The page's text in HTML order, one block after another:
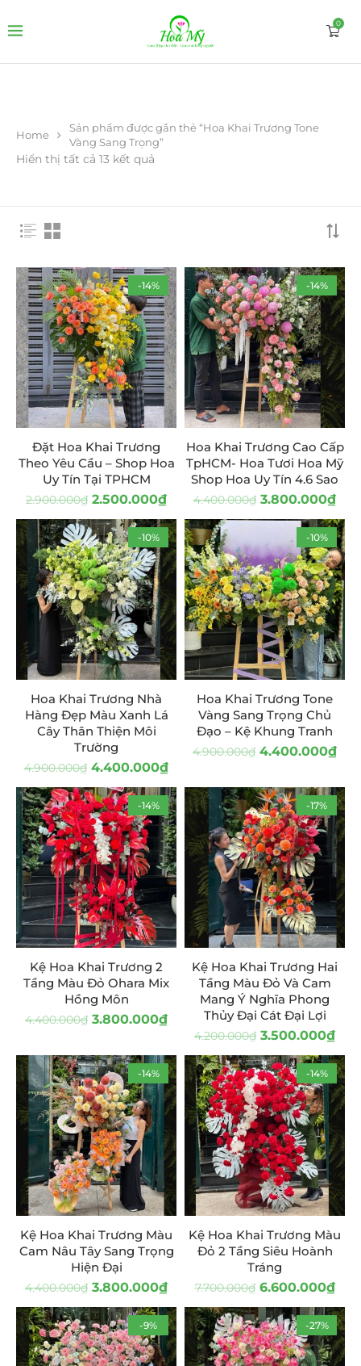
0
Home
Sản phẩm được gắn thẻ “Hoa Khai Trương Tone
Vàng Sang Trọng”
Hiển thị tất cả 13 kết quả
-14%
Đặt Hoa Khai Trương
Theo Yêu Cầu – Shop Hoa
Uy Tín Tại TPHCM
2.900.000₫ 2.500.000₫
-14%
Hoa Khai Trương Cao Cấp
TpHCM- Hoa Tươi Hoa Mỹ
Shop Hoa Uy Tín 4.6 Sao
4.400.000₫ 3.800.000₫
-10%
Hoa Khai Trương Nhà
Hàng Đẹp Màu Xanh Lá
Cây Thân Thiện Môi
Trường
4.900.000₫ 4.400.000₫
-10%
Hoa Khai Trương Tone
Vàng Sang Trọng Chủ
Đạo – Kệ Khung Tranh
4.900.000₫ 4.400.000₫
-14%
Kệ Hoa Khai Trương 2
Tầng Màu Đỏ Ohara Mix
Hồng Môn
4.400.000₫ 3.800.000₫
-17%
Kệ Hoa Khai Trương Hai
Tầng Màu Đỏ Và Cam
Mang Ý Nghĩa Phong
Thủy Đại Cát Đại Lợi
4.200.000₫ 3.500.000₫
-14%
Kệ Hoa Khai Trương Màu
Cam Nâu Tây Sang Trọng
Hiện Đại
4.400.000₫ 3.800.000₫
-14%
Kệ Hoa Khai Trương Màu
Đỏ 2 Tầng Siêu Hoành
Tráng
7.700.000₫ 6.600.000₫
-9% -27%